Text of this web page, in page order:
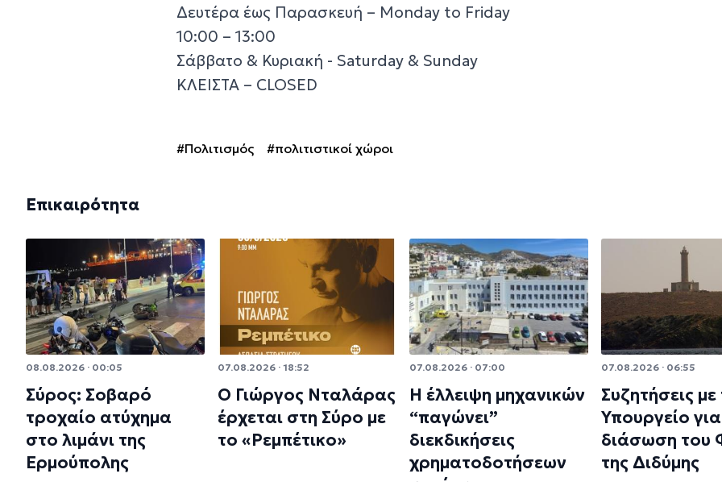
Δευτέρα έως Παρασκευή – Monday to Friday
10:00 – 13:00
Σάββατο & Κυριακή - Saturday & Sunday
ΚΛΕΙΣΤΑ – CLOSED
#Πολιτισμός #πολιτιστικοί χώροι
Επικαιρότητα
08.08.2026 · 00:05
Σύρος: Σοβαρό
τροχαίο ατύχημα
στο λιμάνι της
Ερμούπολης
07.08.2026 · 18:52
Ο Γιώργος Νταλάρας
έρχεται στη Σύρο με
το «Ρεμπέτικο»
07.08.2026 · 07:00
Η έλλειψη μηχανικών
“παγώνει”
διεκδικήσεις
χρηματοδοτήσεων
07.08.2026 · 06:55
Συζητήσεις με
Υπουργείο
διάσωση του
της Διδύμης